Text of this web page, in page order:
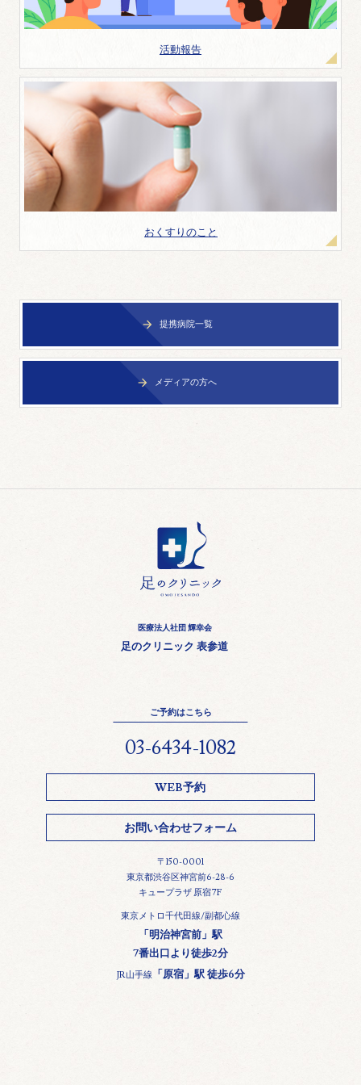
活動報告
おくすりのこと
 提携病院一覧
 メディアの方へ
医療法人社団 輝幸会
足のクリニック 表参道
ご予約はこちら
03-6434-1082
WEB予約
お問い合わせフォーム
〒150-0001
東京都渋谷区神宮前6-28-6
キュープラザ 原宿7F
東京メトロ千代田線/副都心線
「明治神宮前」駅
7番出口より徒歩2分
JR山手線「原宿」駅 徒歩6分